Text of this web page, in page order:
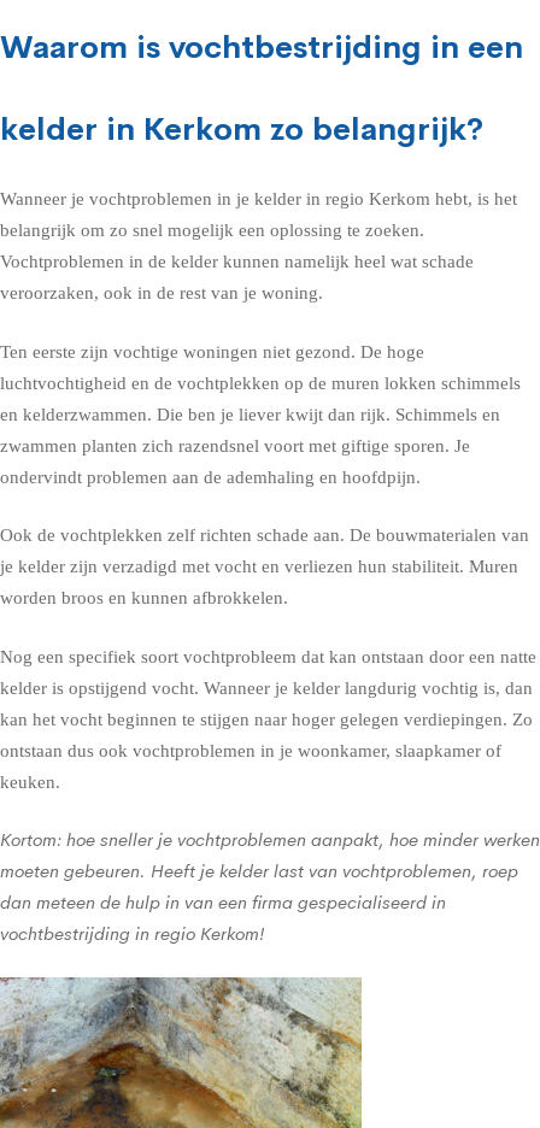
Waarom is vochtbestrijding in een
kelder in Kerkom zo belangrijk?
Wanneer je vochtproblemen in je kelder in regio Kerkom hebt, is het
belangrijk om zo snel mogelijk een oplossing te zoeken.
Vochtproblemen in de kelder kunnen namelijk heel wat schade
veroorzaken, ook in de rest van je woning.
Ten eerste zijn vochtige woningen niet gezond. De hoge
luchtvochtigheid en de vochtplekken op de muren lokken schimmels
en kelderzwammen. Die ben je liever kwijt dan rijk. Schimmels en
zwammen planten zich razendsnel voort met giftige sporen. Je
ondervindt problemen aan de ademhaling en hoofdpijn.
Ook de vochtplekken zelf richten schade aan. De bouwmaterialen van
je kelder zijn verzadigd met vocht en verliezen hun stabiliteit. Muren
worden broos en kunnen afbrokkelen.
Nog een specifiek soort vochtprobleem dat kan ontstaan door een natte
kelder is opstijgend vocht. Wanneer je kelder langdurig vochtig is, dan
kan het vocht beginnen te stijgen naar hoger gelegen verdiepingen. Zo
ontstaan dus ook vochtproblemen in je woonkamer, slaapkamer of
keuken.
Kortom: hoe sneller je vochtproblemen aanpakt, hoe minder werken
moeten gebeuren. Heeft je kelder last van vochtproblemen, roep
dan meteen de hulp in van een firma gespecialiseerd in
vochtbestrijding in regio Kerkom!